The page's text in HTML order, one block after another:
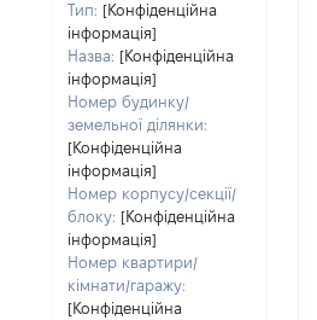
Тип: [Конфіденційна
інформація]
Назва: [Конфіденційна
інформація]
Номер будинку/
земельної ділянки:
[Конфіденційна
інформація]
Номер корпусу/секції/
блоку: [Конфіденційна
інформація]
Номер квартири/
кімнати/гаражу:
[Конфіденційна